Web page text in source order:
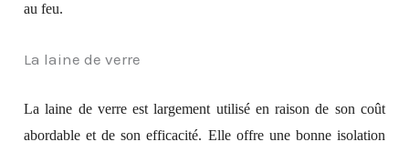
au feu.
La laine de verre
La laine de verre est largement utilisé en raison de son coût
abordable et de son efficacité. Elle offre une bonne isolation